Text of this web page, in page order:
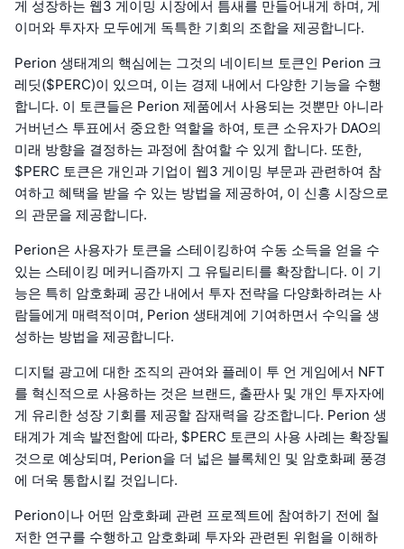
게 성장하는 웹3 게이밍 시장에서 틈새를 만들어내게 하며, 게
이머와 투자자 모두에게 독특한 기회의 조합을 제공합니다.
Perion 생태계의 핵심에는 그것의 네이티브 토큰인 Perion 크
레딧($PERC)이 있으며, 이는 경제 내에서 다양한 기능을 수행
합니다. 이 토큰들은 Perion 제품에서 사용되는 것뿐만 아니라
거버넌스 투표에서 중요한 역할을 하여, 토큰 소유자가 DAO의
미래 방향을 결정하는 과정에 참여할 수 있게 합니다. 또한,
$PERC 토큰은 개인과 기업이 웹3 게이밍 부문과 관련하여 참
여하고 혜택을 받을 수 있는 방법을 제공하여, 이 신흥 시장으로
의 관문을 제공합니다.
Perion은 사용자가 토큰을 스테이킹하여 수동 소득을 얻을 수
있는 스테이킹 메커니즘까지 그 유틸리티를 확장합니다. 이 기
능은 특히 암호화폐 공간 내에서 투자 전략을 다양화하려는 사
람들에게 매력적이며, Perion 생태계에 기여하면서 수익을 생
성하는 방법을 제공합니다.
디지털 광고에 대한 조직의 관여와 플레이 투 언 게임에서 NFT
를 혁신적으로 사용하는 것은 브랜드, 출판사 및 개인 투자자에
게 유리한 성장 기회를 제공할 잠재력을 강조합니다. Perion 생
태계가 계속 발전함에 따라, $PERC 토큰의 사용 사례는 확장될
것으로 예상되며, Perion을 더 넓은 블록체인 및 암호화폐 풍경
에 더욱 통합시킬 것입니다.
Perion이나 어떤 암호화폐 관련 프로젝트에 참여하기 전에 철
저한 연구를 수행하고 암호화폐 투자와 관련된 위험을 이해하